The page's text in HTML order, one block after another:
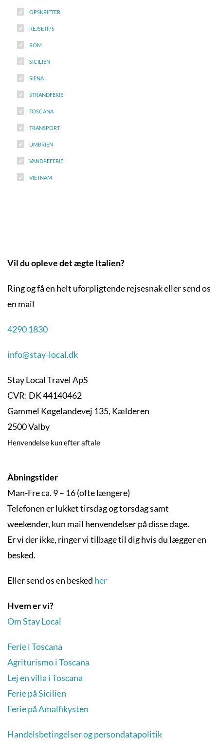
OPSKRIFTER
REJSETIPS
ROM
SICILIEN
SIENA
STRANDFERIE
TOSCANA
TRANSPORT
UMBRIEN
VANDREFERIE
VIETNAM
Vil du opleve det ægte Italien?
Ring og få en helt uforpligtende rejsesnak eller send os
en mail
4290 1830
info@stay-local.dk
Stay Local Travel ApS
CVR: DK 44140462
Gammel Køgelandevej 135, Kælderen
2500 Valby
Henvendelse kun efter aftale
Åbningstider
Man-Fre ca. 9 – 16 (ofte længere)
Telefonen er lukket tirsdag og torsdag samt
weekender, kun mail henvendelser på disse dage.
Er vi der ikke, ringer vi tilbage til dig hvis du lægger en
besked.
Eller send os en besked her
Hvem er vi?
Om Stay Local
Ferie i Toscana
Agriturismo i Toscana
Lej en villa i Toscana
Ferie på Sicilien
Ferie på Amalfikysten
Handelsbetingelser og persondatapolitik